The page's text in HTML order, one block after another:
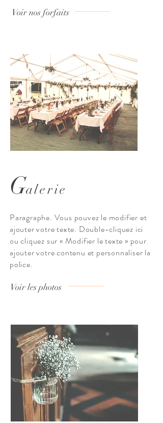
Voir nos forfaits
Titre de l'image
Décrivez votre image ici. Cliquez dessus,
puis sur « Changer l'image » pour
modifier le texte.
Galerie
Paragraphe. Vous pouvez le modifier et
ajouter votre texte. Double-cliquez ici
ou cliquez sur « Modifier le texte » pour
ajouter votre contenu et personnaliser la
police.
Voir les photos